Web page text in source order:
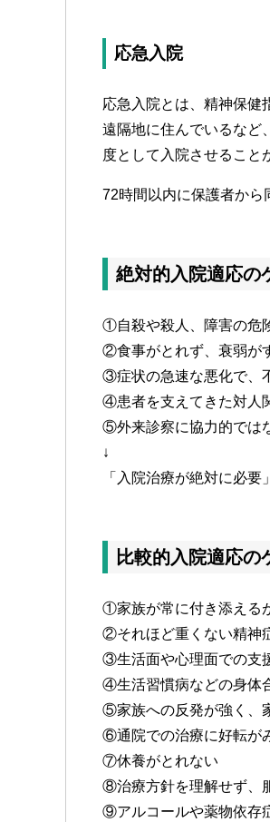
応急入院
応急入院とは、精神保健
遠隔地に住んでいるなど
度として入院させること
72時間以内に保護者から
絶対的入院適応の
①自殺や殺人、障害の危
②食事がとれず、衰弱が
③症状の急速な悪化で、
④患者を支えてきた対人
⑤外来診察に協力的では
↓
「入院治療が絶対に必要」
比較的入院適応の
①家族が常に付き添える
②それほど重くない精神
③生活面や心理面での支
④生活習慣病などの身体
⑤家族への反発が強く、
⑥通院での治療に好転が
⑦休養がとれない
⑧治療方針を理解せず、
⑨アルコールや薬物依存